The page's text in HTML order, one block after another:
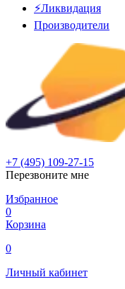
⚡Ликвидация
Производители
+7 (495) 109-27-15
Перезвоните мне
Избранное
0
Корзина
0
Личный кабинет